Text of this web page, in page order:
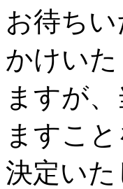
お待ち
かけいた
ますが
ますこと
決定い